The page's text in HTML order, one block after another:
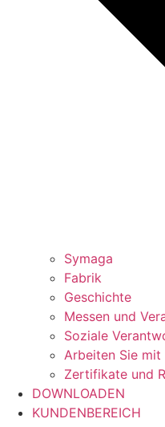
Symaga
Fabrik
Geschichte
Messen und
Soziale
Arbeiten Sie mit
Zertifikate und
DOWNLOADEN
KUNDENBEREICH